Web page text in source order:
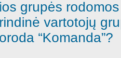
grupės
vartotojų
“Komanda”?